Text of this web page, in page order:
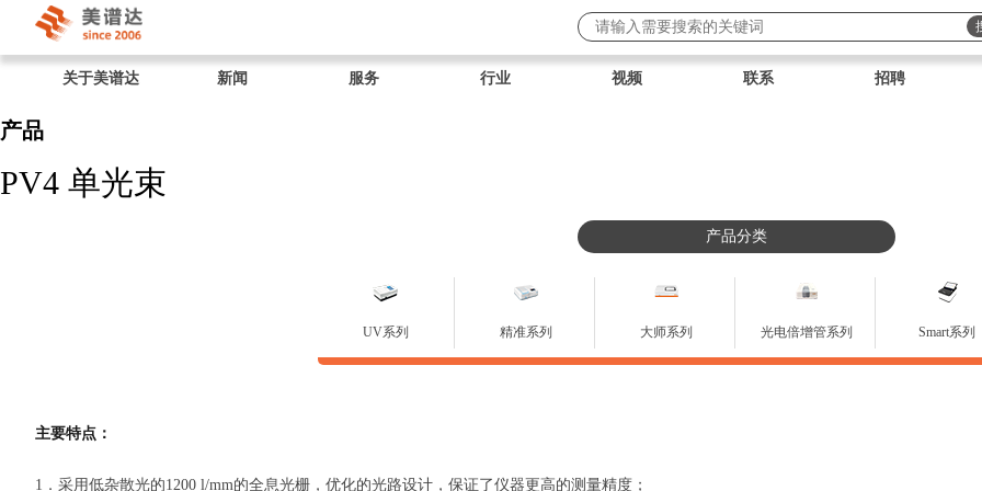
关于美谱达 新闻 服务 行业 视频 联系 招聘
产品
PV4 单光束
产品分类
UV系列 精准系列 大师系列 光电倍增管系列 Smart系列
主要特点：
1．采用低杂散光的1200 l/mm的全息光栅，优化的光路设计，保证了仪器更高的测量精度；